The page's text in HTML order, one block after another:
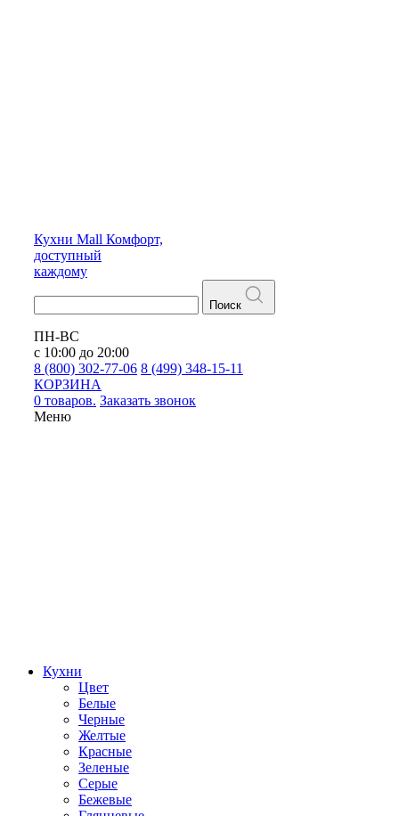
Кухни Mall Комфорт,
доступный
каждому
Поиск
ПН-ВС
с 10:00 до 20:00
8 (800) 302-77-06 8 (499) 348-15-11
КОРЗИНА
0 товаров. Заказать звонок
Меню
Кухни
Цвет
Белые
Черные
Желтые
Красные
Зеленые
Серые
Бежевые